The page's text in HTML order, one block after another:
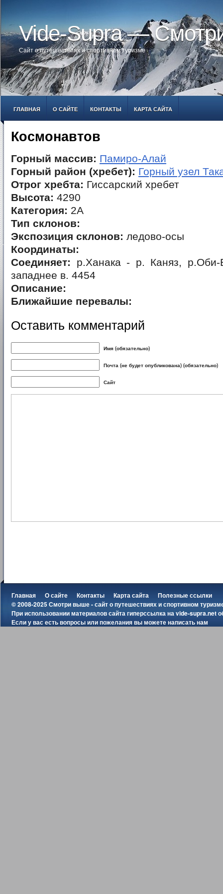
Vide-Supra —
Сайт о путешествиях и спортивном туризме
ГЛАВНАЯ О САЙТЕ КОНТАКТЫ КАРТА САЙТА
Космонавтов
Горный массив: Памиро-Алай
Горный район (хребет): Горный узел
Отрог хребта: Гиссарский хребет
Высота: 4290
Категория: 2А
Тип склонов:
Экспозиция склонов: ледово-осы
Координаты:
Соединяет: р.Ханака - р. Каняз, р.Оби-
западнее в. 4454
Описание:
Ближайшие перевалы:
Оставить комментарий
Имя (обязательно)
Почта (не будет опубликована) (обязательно)
Сайт
Главная О сайте Контакты Карта сайта
Полезные ссылки
© 2008-2025 Смотри выше - сайт о путешествиях и спортивном
При использовании материалов сайта гиперссылка наvide-supra.net
Если у вас есть вопросы или пожелания вы можетенаписать нам